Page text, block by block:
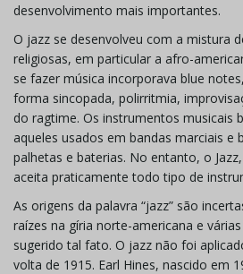
desenvolvimento mais importantes.
O jazz se desenvolveu com a mistura
religiosas, em particular a afro-
se fazer música incorporava blue
forma sincopada, polirritmia,
do ragtime. Os instrumentos musicais
aqueles usados em bandas marciais e
palhetas e baterias. No entanto, o
aceita praticamente todo tipo de
As origens da palavra “jazz” são
raízes na gíria norte-americana e
sugerido tal fato. O jazz não foi
volta de 1915. Earl Hines, nascido em